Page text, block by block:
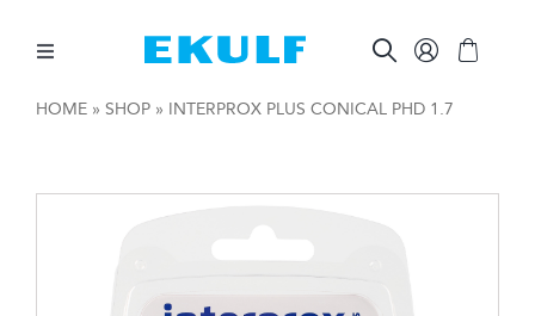
contentToggle
Navigation
BORSTA TÄNDERNA
HOME» SHOP» INTERPROX PLUS CONICAL PHD 1.7